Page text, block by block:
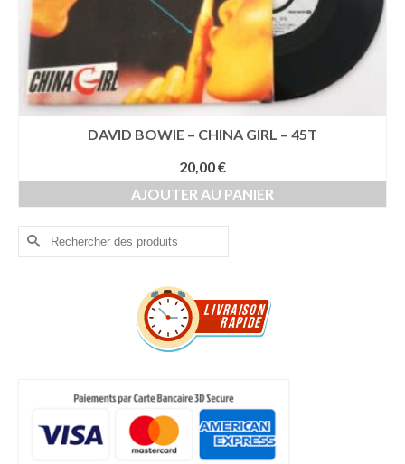
DAVID BOWIE – CHINA GIRL – 45T
20,00€
AJOUTER AU PANIER
Rechercher :